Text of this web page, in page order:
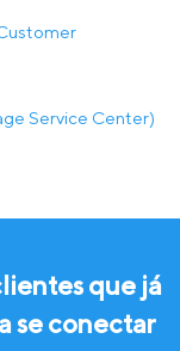
Service Center)
que já
se conectar